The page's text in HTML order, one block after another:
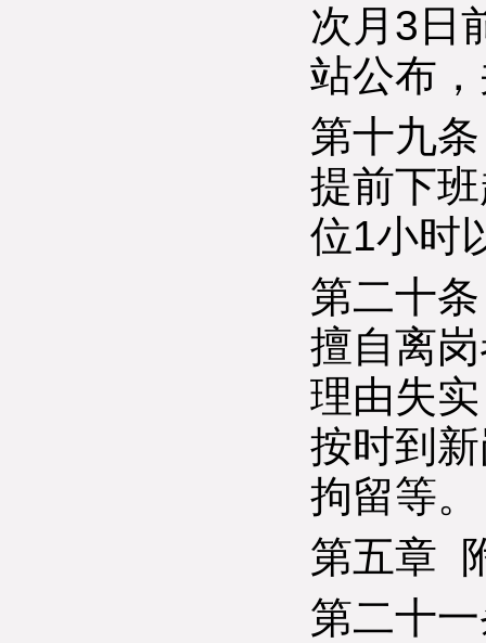
次月3日
站公布
第十九
提前下
位1小时
第二十
擅自离
理由失
按时到
拘留等。
第五章
第二十